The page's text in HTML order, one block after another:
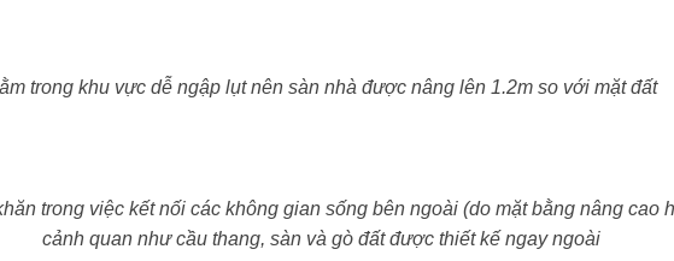
trong khu vực dễ ngập lụt nên sàn nhà được nâng lên 1.2m so với mặt đất
trong việc kết nối các không gian sống bên ngoài (do mặt bằng nâng cao
cảnh quan như cầu thang, sàn và gò đất được thiết kế ngay ngoài